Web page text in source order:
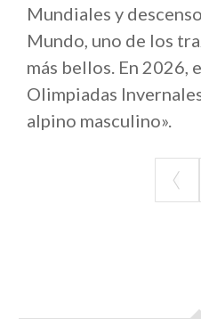
Mundiales y
Mundo, uno de los
más bellos. En 2026,
Olimpiadas
alpino masculino».